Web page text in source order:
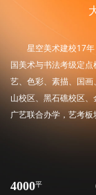
星空美术建校17
国美术与书法考级定
艺、色彩、素描、国
山校区、黑石礁校区
广艺联合办学，艺考板
4000平